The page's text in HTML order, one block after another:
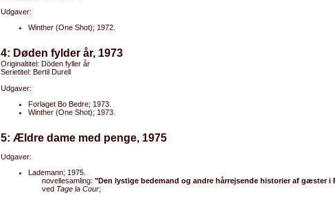
Udgaver:
Winther (One Shot); 1972.
4: Døden fylder år, 1973
Originaltitel: Döden fyller år
Serietitel: Bertil Durell
Udgaver:
Forlaget Bo Bedre; 1973.
Winther (One Shot); 1973.
5: Ældre dame med penge, 1975
Udgaver:
Lademann; 1975.
novellesamling: "Den lystige bedemand og andre hårrejsende historier af gæster i
ved Tage la Cour;